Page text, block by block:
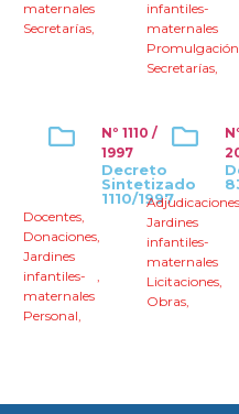
maternales
Secretarías,
infantiles-
maternales
Promulgación
Secretarías,
Nº 1110 /
1997
Decreto
Sintetizado
1110/1997
Docentes,
Donaciones,
Jardines
infantiles-
maternales
,
Personal,
Adjudicaciones
Jardines
infantiles-
maternales
Licitaciones,
Obras,